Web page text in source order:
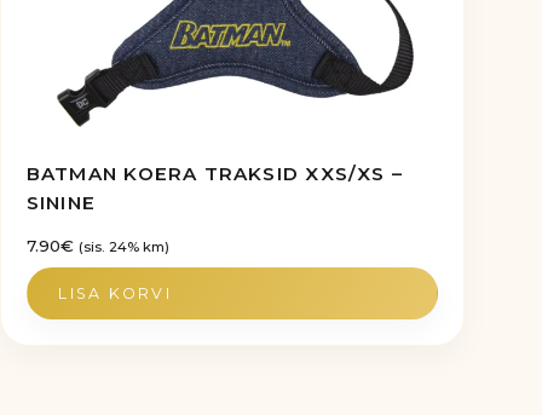
BATMAN KOERA TRAKSID XXS/XS –
SININE
7.90€ (sis. 24% km)
LISA KORVI